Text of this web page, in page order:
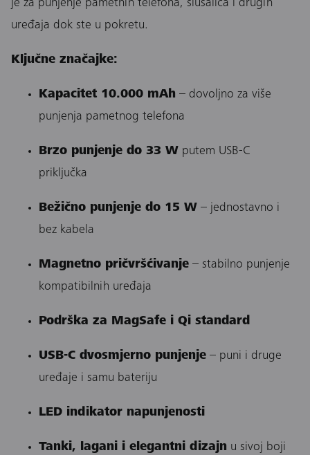
je za punjenje pametnih telefona, slušalica i drugih
uređaja dok ste u pokretu.
Ključne značajke:
Kapacitet 10.000 mAh – dovoljno za više
punjenja pametnog telefona
Brzo punjenje do 33 W putem USB-C
priključka
Bežično punjenje do 15 W – jednostavno i
bez kabela
Magnetno pričvršćivanje – stabilno punjenje
kompatibilnih uređaja
Podrška za MagSafe i Qi standard
USB-C dvosmjerno punjenje – puni i druge
uređaje i samu bateriju
LED indikator napunjenosti
Tanki, lagani i elegantni dizajn u sivoj boji